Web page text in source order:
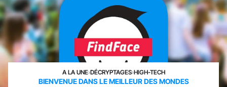
A LA UNE›DÉCRYPTAGES›HIGH-TECH
BIENVENUE DANS LE MEILLEUR DES MONDES